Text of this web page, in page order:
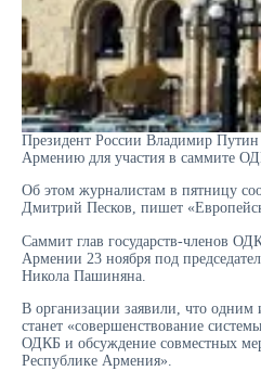
Президент России Владимир
Армению для участия в саммите
Об этом журналистам в пятницу
Дмитрий Песков, пишет
Саммит глав государств-членов
Армении 23 ноября под
Никола Пашиняна.
В организации заявили, что
станет «совершенствование
ОДКБ и обсуждение совместных
Республике Армения».